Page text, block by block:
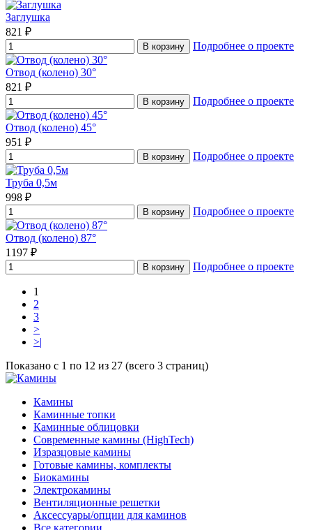
Заглушка
821 ₽
В корзину Подробнее о проекте
Отвод (колено) 30°
821 ₽
В корзину Подробнее о проекте
Отвод (колено) 45°
951 ₽
В корзину Подробнее о проекте
Труба 0,5м
998 ₽
В корзину Подробнее о проекте
Отвод (колено) 87°
1197 ₽
В корзину Подробнее о проекте
1
2
3
>
>|
Показано с 1 по 12 из 27 (всего 3 страниц)
Камины
Каминные топки
Каминные облицовки
Современные камины (HighTech)
Изразцовые камины
Готовые камины, комплекты
Биокамины
Электрокамины
Вентиляционные решетки
Аксессуары/опции для каминов
Все категории